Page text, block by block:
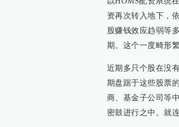
资再次转入地下，
股赚钱效应趋弱等
期。这个一度畸形
近期多只个股在没
期盘踞于这些股票
商、基金子公司等
密鼓进行之中。就